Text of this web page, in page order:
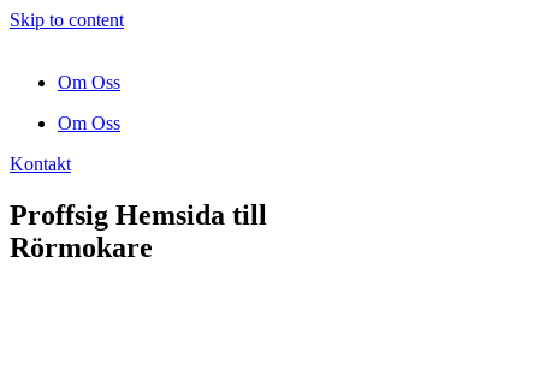
Skip to content
Om Oss
Om Oss
Kontakt
Proffsig Hemsida till
Rörmokare